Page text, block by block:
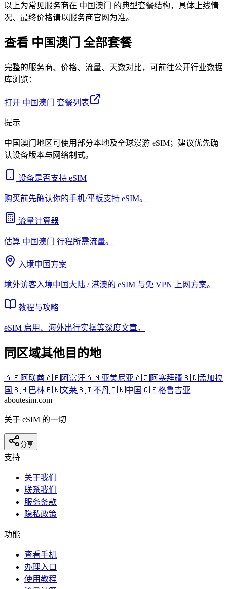
以上为常见服务商在 中国澳门
的典型套餐结构，具体上线情
况、最终价格请以服务商官网为准。
查看 中国澳门 全部套餐
完整的服务商、价格、流量、天数对比，可前往公开行业数据
库浏览：
打开 中国澳门 套餐列表
提示
中国澳门地区可使用部分本地及全球漫游 eSIM；建议优先确
认设备版本与网络制式。
设备是否支持 eSIM
购买前先确认你的手机/平板支持 eSIM。
流量计算器
估算 中国澳门 行程所需流量。
入境中国方案
境外访客入境中国大陆 / 港澳的 eSIM 与免 VPN 上网方案。
教程与攻略
eSIM 启用、海外出行实操等深度文章。
同区域其他目的地
🇦🇪阿联酋🇦🇫阿富汗🇦🇲亚美尼亚🇦🇿阿塞拜疆🇧🇩孟加拉
国🇧🇭巴林🇧🇳文莱🇧🇹不丹🇨🇳中国🇬🇪格鲁吉亚
aboutesim.com
关于 eSIM 的一切
分享
支持
关于我们
联系我们
服务条款
隐私政策
功能
查看手机
办理入口
使用教程